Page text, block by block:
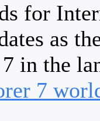
for
as
in the
7